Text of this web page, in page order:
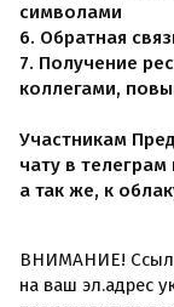
символами
6. Обратная
7. Получение
коллегами,
Участникам
чату в
а так же, к
ВНИМАНИЕ!
на ваш эл.адрес